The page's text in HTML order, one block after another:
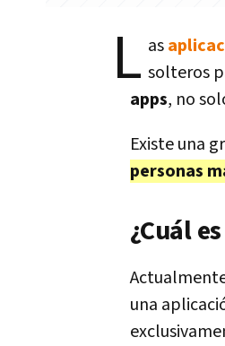
L as
solteros
apps, no
Existe una
personas
¿Cuál
una